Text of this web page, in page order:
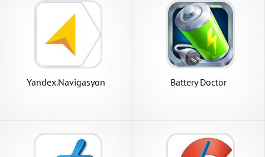
Yandex.Navigasyon Battery Doctor